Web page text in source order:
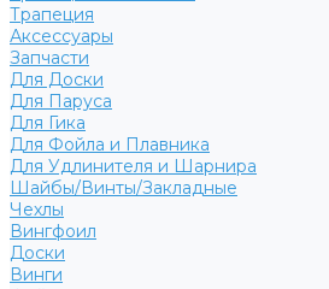
Трапеция
Аксессуары
Запчасти
Для Доски
Для Паруса
Для Гика
Для Фойла и Плавника
Для Удлинителя и Шарнира
Шайбы/Винты/Закладные
Чехлы
Вингфоил
Доски
Винги